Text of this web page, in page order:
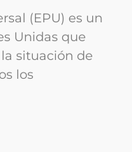
(EPU) es un
Unidas que
situación de
los